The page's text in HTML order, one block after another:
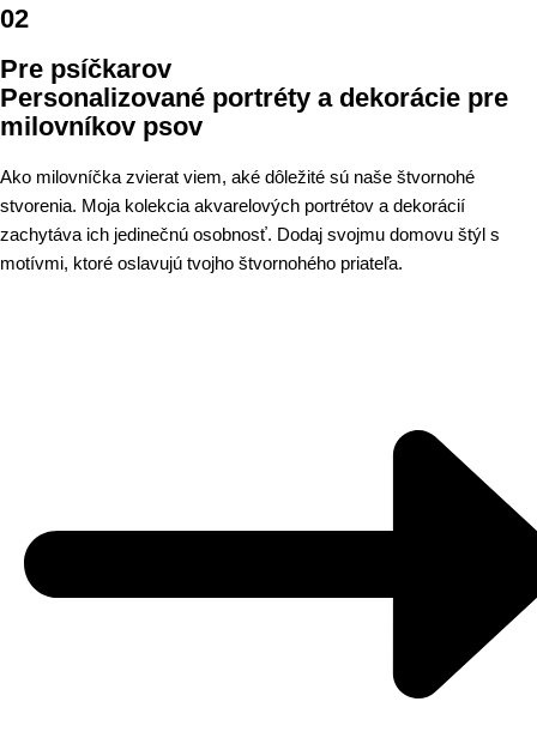
02
Pre psíčkarov
Personalizované portréty a dekorácie pre
milovníkov psov
Ako milovníčka zvierat viem, aké dôležité sú naše štvornohé
stvorenia. Moja kolekcia akvarelových portrétov a dekorácií
zachytáva ich jedinečnú osobnosť. Dodaj svojmu domovu štýl s
motívmi, ktoré oslavujú tvojho štvornohého priateľa.